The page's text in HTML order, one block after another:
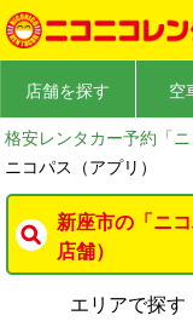
店舗を探す 空
格安レンタカー予約「ニ
ニコパス（アプリ）
新座市の「ニ
店舗）
エリアで探す